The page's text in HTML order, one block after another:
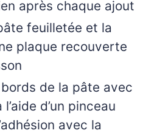
après chaque ajout
feuilletée et la
plaque recouverte
de la pâte avec
l’aide d’un pinceau
avec la